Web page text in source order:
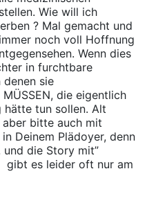
Wie will ich
? Mal gemacht und
noch voll Hoffnung
Wenn dies
in furchtbare
denen sie
die eigentlich
tun sollen. Alt
bitte auch mit
Deinem Plädoyer, denn
die Story mit”
gibt es leider oft nur am